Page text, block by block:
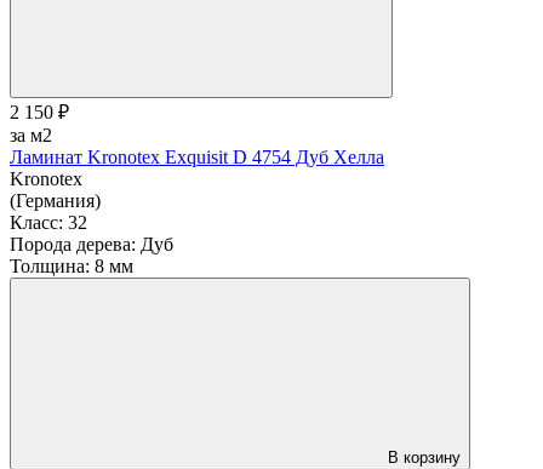
2 150 ₽
за м2
Ламинат Kronotex Exquisit D 4754 Дуб Хелла
Kronotex
(Германия)
Класс: 32
Порода дерева: Дуб
Толщина: 8 мм
В корзину